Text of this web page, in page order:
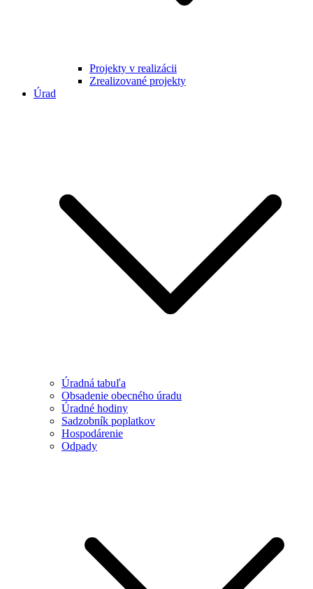
Projekty v realizácii
Zrealizované projekty
Úrad
Úradná tabuľa
Obsadenie obecného úradu
Úradné hodiny
Sadzobník poplatkov
Hospodárenie
Odpady